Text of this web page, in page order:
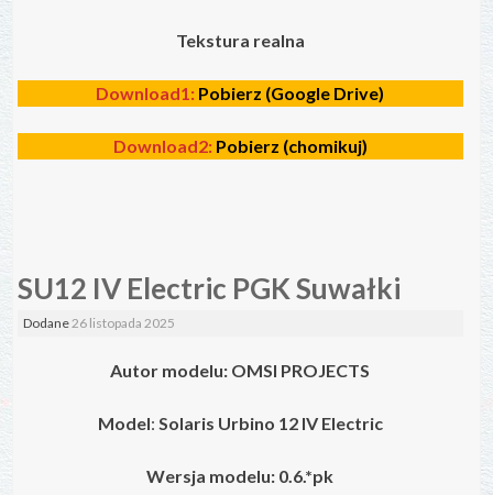
Tekstura realna
Download1: Pobierz (Google Drive)
Download2: Pobierz (chomikuj)
SU12 IV Electric PGK Suwałki
Dodane26 listopada 2025
Autor modelu: OMSI PROJECTS
Model: Solaris Urbino 12 IV Electric
Wersja modelu: 0.6.*pk